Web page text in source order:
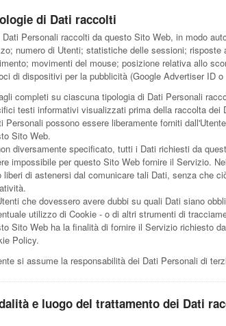
di Dati raccolti
Dati Personali raccolti da questo Sito Web, in modo
numero di Utenti; statistiche delle sessioni;
movimenti del mouse; posizione relativa allo
di dispositivi per la pubblicità (Google Advertiser ID
completi su ciascuna tipologia di Dati Personali
testi informativi visualizzati prima della raccolta dei
Personali possono essere liberamente forniti
Sito Web.
diversamente specificato, tutti i Dati richiesti da
impossibile per questo Sito Web fornire il Servizio.
liberi di astenersi dal comunicare tali Dati, senza che
che dovessero avere dubbi su quali Dati siano
utilizzo di Cookie - o di altri strumenti di
Sito Web ha la finalità di fornire il Servizio richiesto
Policy.
si assume la responsabilità dei Dati Personali di
e luogo del trattamento dei Dati